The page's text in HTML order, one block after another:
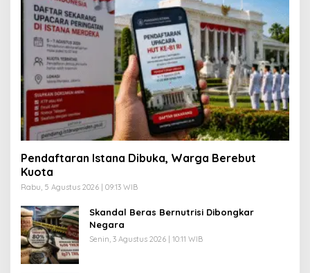
Pendaftaran Istana Dibuka, Warga Berebut
Kuota
Rabu, 5 Agustus 2026 | 09:13 WIB
Skandal Beras Bernutrisi Dibongkar
Negara
Senin, 3 Agustus 2026 | 10:11 WIB